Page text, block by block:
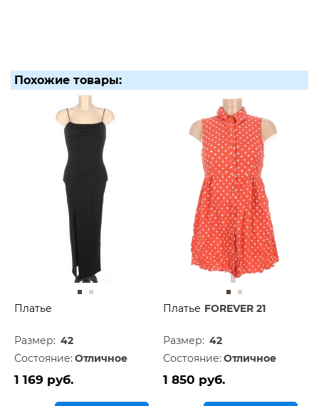
Похожие товары:
Платье
Размер: 42
Состояние: Отличное
1 169 руб.
Платье FOREVER 21
Размер: 42
Состояние: Отличное
1 850 руб.